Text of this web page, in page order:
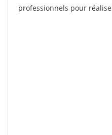
professionnels pour